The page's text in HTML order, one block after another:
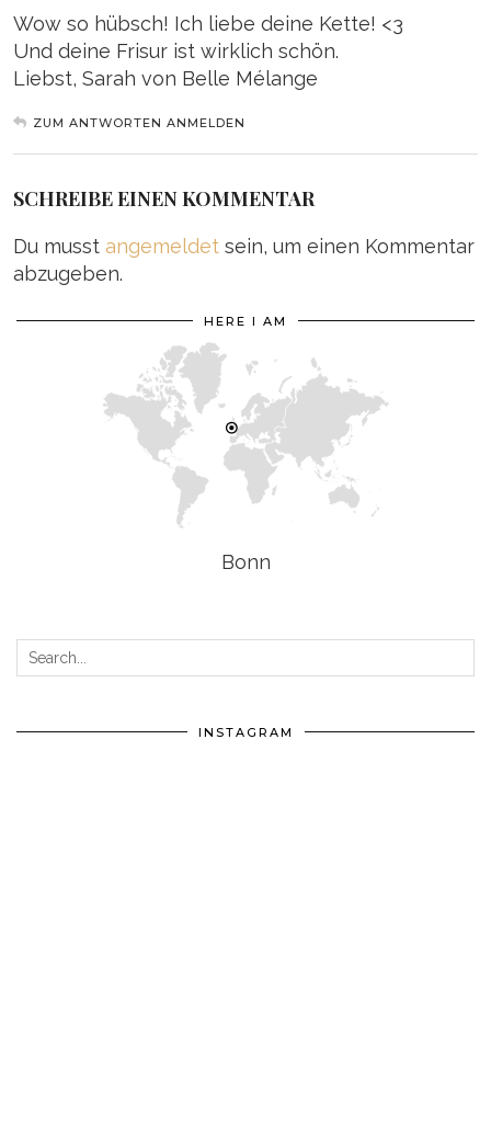
Wow so hübsch! Ich liebe deine Kette! <3
Und deine Frisur ist wirklich schön.
Liebst, Sarah von Belle Mélange
ZUM ANTWORTEN ANMELDEN
SCHREIBE EINEN KOMMENTAR
Du musst angemeldet sein, um einen Kommentar
abzugeben.
HERE I AM
Bonn
INSTAGRAM